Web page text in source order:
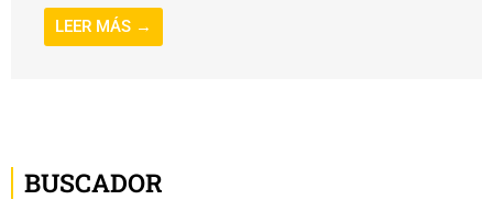
LEER MÁS →
BUSCADOR